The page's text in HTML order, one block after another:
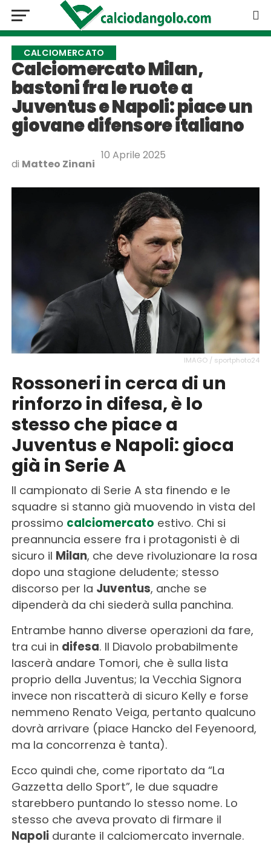
CALCIOMERCATO
Calciomercato Milan,
bastoni fra le ruote a
Juventus e Napoli: piace un
giovane difensore italiano
di Matteo Zinani
10 Aprile 2025
IMAGO / sportphoto24
Rossoneri in cerca di un
rinforzo in difesa, è lo
stesso che piace a
Juventus e Napoli: gioca
già in Serie A
Il campionato di Serie A sta finendo e le
squadre si stanno già muovendo in vista del
prossimo calciomercato estivo. Chi si
preannuncia essere fra i protagonisti è di
sicuro il Milan, che deve rivoluzionare la rosa
dopo una stagione deludente; stesso
discorso per la Juventus, anche se
dipenderà da chi siederà sulla panchina.
Entrambe hanno diverse operazioni da fare,
tra cui in difesa. Il Diavolo probabilmente
lascerà andare Tomori, che è sulla lista
proprio della Juventus; la Vecchia Signora
invece non riscatterà di sicuro Kelly e forse
nemmeno Renato Veiga, pertanto qualcuno
dovrà arrivare (piace Hancko del Feyenoord,
ma la concorrenza è tanta).
Ecco quindi che, come riportato da “La
Gazzetta dello Sport”, le due squadre
starebbero puntando lo stesso nome. Lo
stesso che aveva provato di firmare il
Napolidurante il calciomercato invernale.